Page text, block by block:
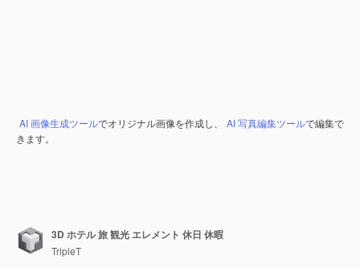
AI 画像生成ツールでオリジナル画像を作成し、 AI 写真編集ツールで編集で
きます。
3D ホテル 旅 観光 エレメント 休日 休暇
TripleT